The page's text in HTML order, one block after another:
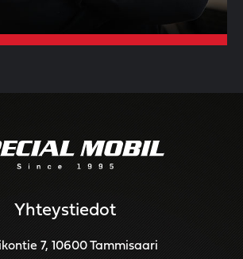
Yhteystiedot
7, 10600 Tammisaari